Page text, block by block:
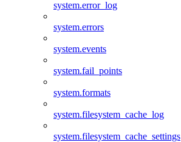
system.error_log
system.errors
system.events
system.fail_points
system.formats
system.filesystem_cache_log
system.filesystem_cache_settings